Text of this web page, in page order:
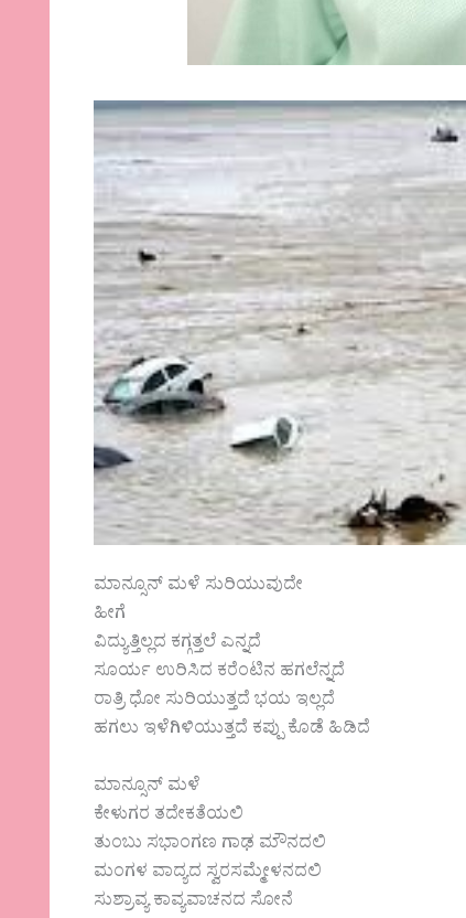
ಮಾನ್ಸೂನ್ ಮಳೆ ಸುರಿಯುವುದೇ
ಹೀಗೆ
ವಿದ್ಯುತ್ತಿಲ್ಲದ ಕಗ್ಗತ್ತಲೆ ಎನ್ನದೆ
ಸೂರ್ಯ ಉರಿಸಿದ ಕರೆಂಟಿನ ಹಗಲೆನ್ನದೆ
ರಾತ್ರಿ ಧೋ ಸುರಿಯುತ್ತದೆ ಭಯ ಇಲ್ಲದೆ
ಹಗಲು ಇಳೆಗಿಳಿಯುತ್ತದೆ ಕಪ್ಪು ಕೊಡೆ ಹಿಡಿದೆ
ಮಾನ್ಸೂನ್ ಮಳೆ
ಕೇಳುಗರ ತದೇಕತೆಯಲಿ
ತುಂಬು ಸಭಾಂಗಣ ಗಾಢ ಮೌನದಲಿ
ಮಂಗಳ ವಾದ್ಯದ ಸ್ವರಸಮ್ಮೇಳನದಲಿ
ಸುಶ್ರಾವ್ಯ ಕಾವ್ಯವಾಚನದ ಸೋನೆ